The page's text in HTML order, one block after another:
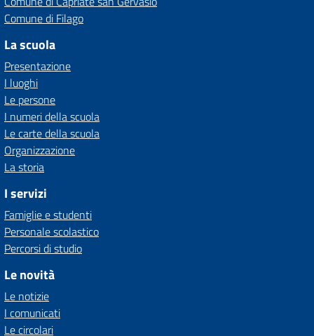
Comune di Filago
La scuola
Presentazione
I luoghi
Le persone
I numeri della scuola
Le carte della scuola
Organizzazione
La storia
I servizi
Famiglie e studenti
Personale scolastico
Percorsi di studio
Le novità
Le notizie
I comunicati
Le circolari